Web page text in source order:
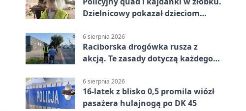
Dzielnicowy pokazał dzieciom
6 sierpnia 2026
Raciborska drogówka rusza z
akcją. Te zasady dotyczą każdego
6 sierpnia 2026
16-latek z blisko 0,5 promila wiózł
pasażera hulajnogą po DK 45